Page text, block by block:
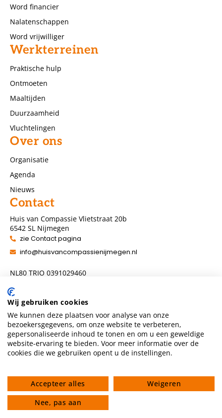
Word financier
Nalatenschappen
Word vrijwilliger
Werkterreinen
Praktische hulp
Ontmoeten
Maaltijden
Duurzaamheid
Vluchtelingen
Over ons
Organisatie
Agenda
Nieuws
Contact
Huis van Compassie Vlietstraat 20b
6542 SL Nijmegen
zie Contact pagina
info@huisvancompassienijmegen.nl
NL80 TRIO 0391029460
Volg ons
Privacyverklaring Algemene voorwaarden
Gedragscode
Wij gebruiken cookies
We kunnen deze plaatsen voor analyse van onze
bezoekersgegevens, om onze website te verbeteren,
gepersonaliseerde inhoud te tonen en om u een geweldige
website-ervaring te bieden. Voor meer informatie over de
cookies die we gebruiken opent u de instellingen.
Accepteer alles
Weigeren
Nee, pas aan